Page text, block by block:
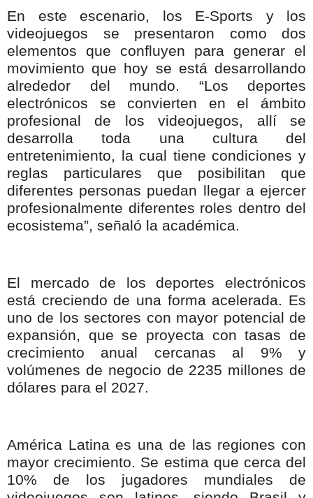
En este escenario, los E-Sports y los
videojuegos se presentaron como dos
elementos que confluyen para generar el
movimiento que hoy se está desarrollando
alrededor del mundo. “Los deportes
electrónicos se convierten en el ámbito
profesional de los videojuegos, allí se
desarrolla toda una cultura del
entretenimiento, la cual tiene condiciones y
reglas particulares que posibilitan que
diferentes personas puedan llegar a ejercer
profesionalmente diferentes roles dentro del
ecosistema”, señaló la académica.
El mercado de los deportes electrónicos
está creciendo de una forma acelerada. Es
uno de los sectores con mayor potencial de
expansión, que se proyecta con tasas de
crecimiento anual cercanas al 9% y
volúmenes de negocio de 2235 millones de
dólares para el 2027.
América Latina es una de las regiones con
mayor crecimiento. Se estima que cerca del
10% de los jugadores mundiales de